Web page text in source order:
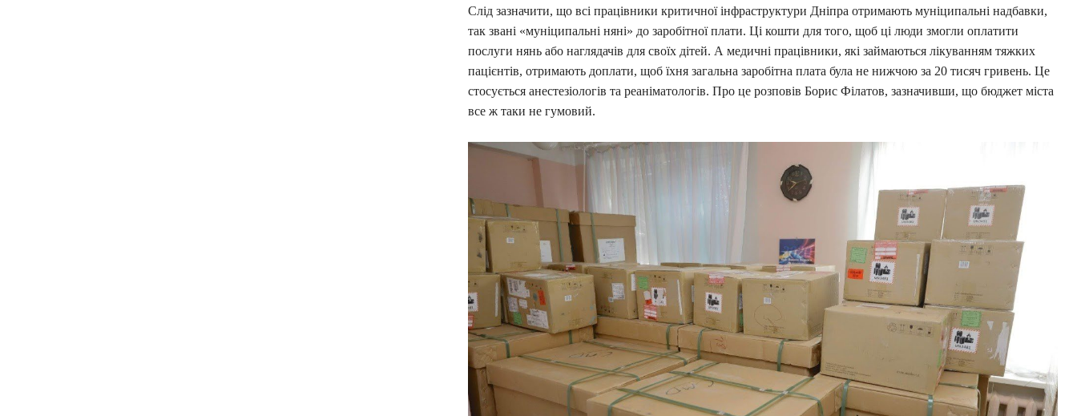
Слід зазначити, що всі працівники критичної інфраструктури Дніпра отримають муніципальні надбавки,
так звані «муніципальні няні» до заробітної плати. Ці кошти для того, щоб ці люди змогли оплатити
послуги нянь або наглядачів для своїх дітей. А медичні працівники, які займаються лікуванням тяжких
пацієнтів, отримають доплати, щоб їхня загальна заробітна плата була не нижчою за 20 тисяч гривень. Це
стосується анестезіологів та реаніматологів. Про це розповів Борис Філатов, зазначивши, що бюджет міста
все ж таки не гумовий.